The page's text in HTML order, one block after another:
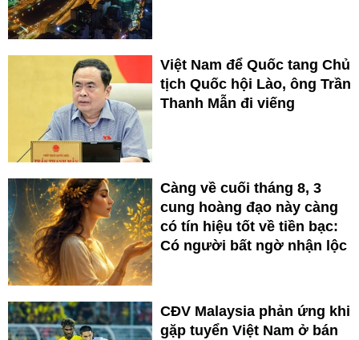
Việt Nam để Quốc tang Chủ
tịch Quốc hội Lào, ông Trần
Thanh Mẫn đi viếng
Càng về cuối tháng 8, 3
cung hoàng đạo này càng
có tín hiệu tốt về tiền bạc:
Có người bất ngờ nhận lộc
CĐV Malaysia phản ứng khi
gặp tuyển Việt Nam ở bán